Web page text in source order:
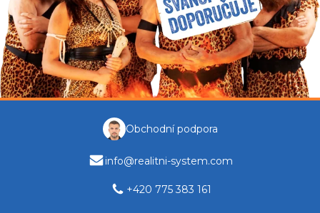
Obchodní podpora
info@realitni-system.com
+420 775 383 161